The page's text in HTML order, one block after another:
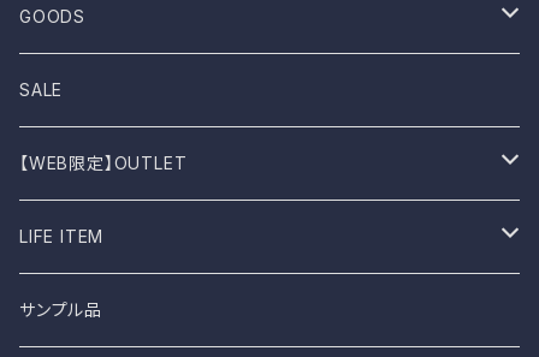
UES
Dansko
BIRKEN STOCK
shimaai
NAPRON
One-piece
Parkar
Knit
Sweatshirt
Vest
Outer
Jacket
Sneakers
Sandal
Boots
GOODS
Bag
Stall
Socks
Cap
SALE
【WEB限定】OUTLET
B品
LIFE ITEM
食器
サンプル品